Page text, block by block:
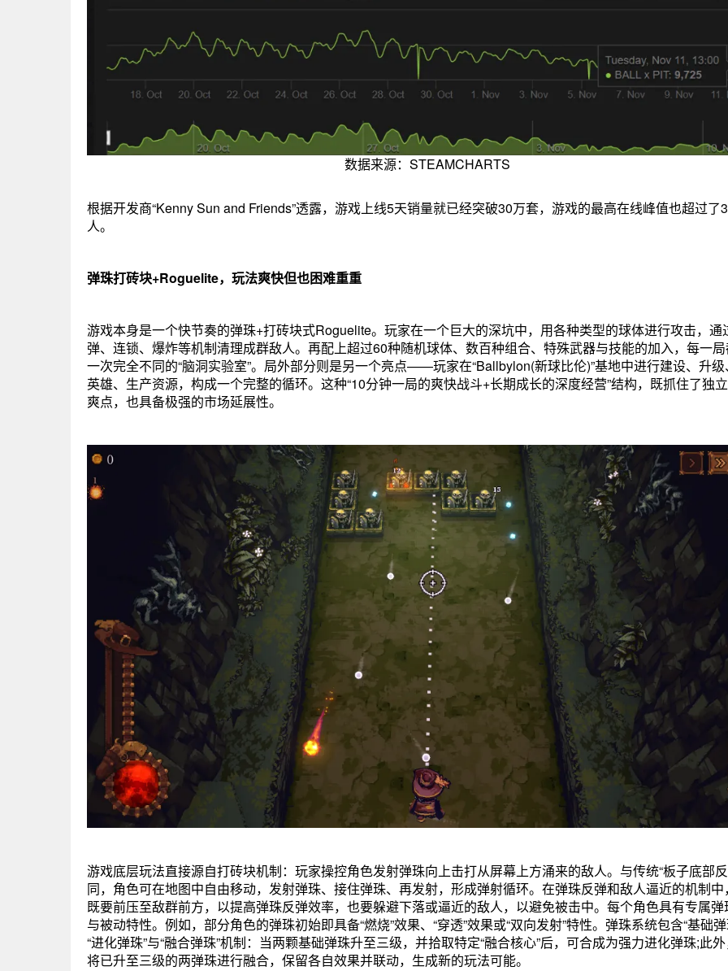
数据来源：STEAMCHARTS
根据开发商“Kenny Sun and Friends”透露，游戏上线5天销量就已经突破30万套，游戏的最高在线峰值也超过了
人。
弹珠打砖块+Roguelite，玩法爽快但也困难重重
游戏本身是一个快节奏的弹珠+打砖块式Roguelite。玩家在一个巨大的深坑中，用各种类型的球体进行攻击，通
弹、连锁、爆炸等机制清理成群敌人。再配上超过60种随机球体、数百种组合、特殊武器与技能的加入，每一
一次完全不同的“脑洞实验室”。局外部分则是另一个亮点——玩家在“Ballbylon(新球比伦)”基地中进行建设、升
英雄、生产资源，构成一个完整的循环。这种“10分钟一局的爽快战斗+长期成长的深度经营”结构，既抓住了独
爽点，也具备极强的市场延展性。
游戏底层玩法直接源自打砖块机制：玩家操控角色发射弹珠向上击打从屏幕上方涌来的敌人。与传统“板子底部
同，角色可在地图中自由移动，发射弹珠、接住弹珠、再发射，形成弹射循环。在弹珠反弹和敌人逼近的机制中
既要前压至敌群前方，以提高弹珠反弹效率，也要躲避下落或逼近的敌人，以避免被击中。每个角色具有专属弹
与被动特性。例如，部分角色的弹珠初始即具备“燃烧”效果、“穿透”效果或“双向发射”特性。弹珠系统包含“基础
“进化弹珠”与“融合弹珠”机制：当两颗基础弹珠升至三级，并拾取特定“融合核心”后，可合成为强力进化弹珠;此
将已升至三级的两弹珠进行融合，保留各自效果并联动，生成新的玩法可能。